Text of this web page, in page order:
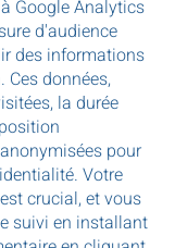
Google Analytics
d'audience
des informations
données,
la durée
pour
Votre
crucial, et vous
suivi en installant